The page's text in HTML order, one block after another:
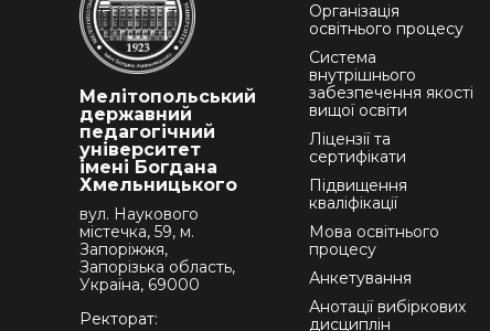
Мелітопольський
державний
педагогічний
університет
імені Богдана
Хмельницького
вул. Наукового
містечка, 59, м.
Запоріжжя,
Запорізька область,
Україна, 69000
Ректорат:
Організація
освітнього процесу
Система
внутрішнього
забезпечення якості
вищої освіти
Ліцензії та
сертифікати
Підвищення
кваліфікації
Мова освітнього
процесу
Анкетування
Анотації вибіркових
дисциплін